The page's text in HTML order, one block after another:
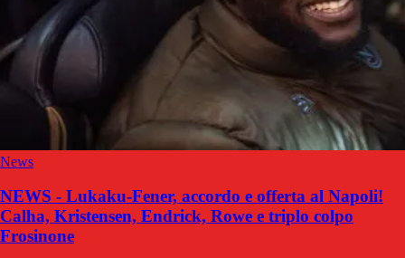
News
NEWS - Lukaku-Fener, accordo e offerta al Napoli!
Calha, Kristensen, Endrick, Rowe e triplo colpo
Frosinone